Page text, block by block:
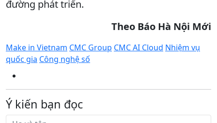
đường phát triển.
Theo Báo Hà Nội Mới
Make in Vietnam CMC Group CMC AI Cloud Nhiệm vụ
quốc gia Công nghệ số
Ý kiến bạn đọc